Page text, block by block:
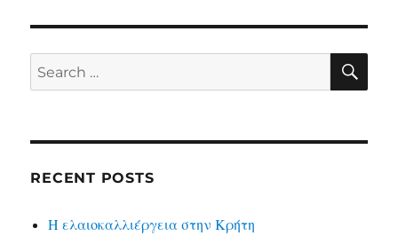
Search
for:
RECENT POSTS
Η ελαιοκαλλιέργεια στην Κρήτη